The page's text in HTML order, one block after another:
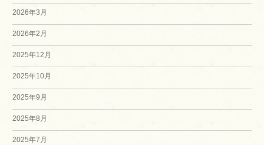
2026年3月
2026年2月
2025年12月
2025年10月
2025年9月
2025年8月
2025年7月